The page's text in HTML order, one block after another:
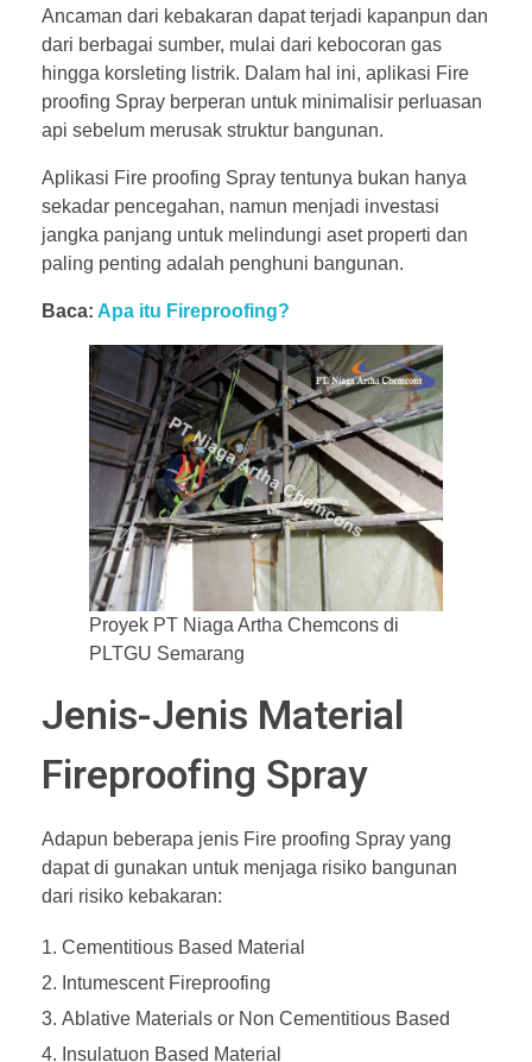
Ancaman dari kebakaran dapat terjadi kapanpun dan
dari berbagai sumber, mulai dari kebocoran gas
hingga korsleting listrik. Dalam hal ini, aplikasi Fire
proofing Spray berperan untuk minimalisir perluasan
api sebelum merusak struktur bangunan.
Aplikasi Fire proofing Spray tentunya bukan hanya
sekadar pencegahan, namun menjadi investasi
jangka panjang untuk melindungi aset properti dan
paling penting adalah penghuni bangunan.
Baca: Apa itu Fireproofing?
Proyek PT Niaga Artha Chemcons di
PLTGU Semarang
Jenis-Jenis Material
Fireproofing Spray
Adapun beberapa jenis Fire proofing Spray yang
dapat di gunakan untuk menjaga risiko bangunan
dari risiko kebakaran:
Cementitious Based Material
Intumescent Fireproofing
Ablative Materials or Non Cementitious Based
Insulatuon Based Material